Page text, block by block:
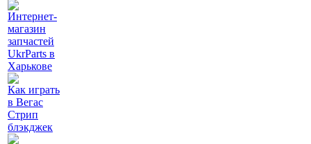
Интернет-
магазин
запчастей
UkrParts в
Харькове
Как играть
в Вегас
Стрип
блэкджек